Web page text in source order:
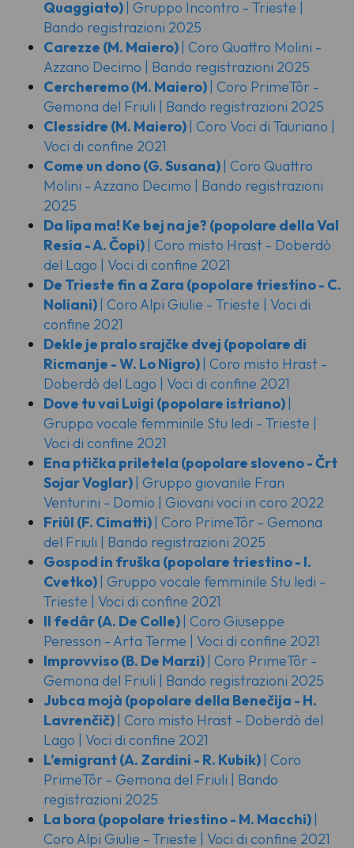
Quaggiato) | Gruppo Incontro - Trieste |
Bando registrazioni 2025
Carezze (M. Maiero) | Coro Quattro Molini -
Azzano Decimo | Bando registrazioni 2025
Cercheremo(M. Maiero) | Coro PrimeTôr -
Gemona del Friuli | Bando registrazioni 2025
Clessidre (M. Maiero) | Coro Voci di Tauriano |
Voci di confine 2021
Come un dono(G. Susana) | Coro Quattro
Molini - Azzano Decimo | Bando registrazioni
2025
Da lipa ma! Ke bej na je? (popolare della Val
Resia - A. Čopi) | Coro misto Hrast - Doberdò
del Lago | Voci di confine 2021
De Trieste fin a Zara (popolare triestino - C.
Noliani) | Coro Alpi Giulie - Trieste | Voci di
confine 2021
Dekle je pralo srajčke dvej (popolare di
Ricmanje - W. Lo Nigro) | Coro misto Hrast -
Doberdò del Lago | Voci di confine 2021
Dove tu vai Luigi (popolare istriano) |
Gruppo vocale femminile Stu ledi - Trieste |
Voci di confine 2021
Ena ptička priletela (popolare sloveno - Črt
Sojar Voglar) | Gruppo giovanile Fran
Venturini - Domio | Giovani voci in coro 2022
Friûl (F. Cimatti) | Coro PrimeTôr - Gemona
del Friuli | Bando registrazioni 2025
Gospod in fruška (popolare triestino - I.
Cvetko) | Gruppo vocale femminile Stu ledi -
Trieste | Voci di confine 2021
Il fedâr(A. De Colle) | Coro Giuseppe
Peresson - Arta Terme | Voci di confine 2021
Improvviso(B. De Marzi) | Coro PrimeTôr -
Gemona del Friuli | Bando registrazioni 2025
Jubca mojà (popolare della Benečija - H.
Lavrenčič) | Coro misto Hrast - Doberdò del
Lago | Voci di confine 2021
L’emigrant(A. Zardini - R. Kubik) | Coro
PrimeTôr - Gemona del Friuli | Bando
registrazioni 2025
La bora (popolare triestino - M. Macchi) |
Coro Alpi Giulie - Trieste | Voci di confine 2021